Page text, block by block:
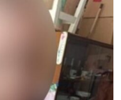
віком 70 та 71 років, які
За попередніми […]